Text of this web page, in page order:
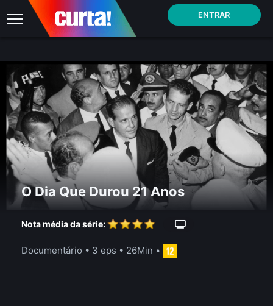
ENTRAR
O Dia Que Durou 21 Anos
Nota média da série:
Documentário • 3 eps • 26Min •